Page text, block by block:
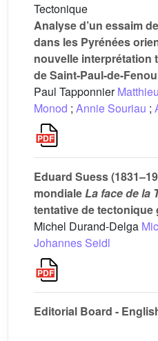
Tectonique
Analyse d’un essaim
dans les Pyrénées
nouvelle interprétation
de Saint-Paul-de-
Paul Tapponnier
Monod ; Annie Souriau ;
Eduard Suess
mondialeLa face de la
tentative de tectonique
Michel Durand-Delga
Johannes Seidl
Editorial Board -